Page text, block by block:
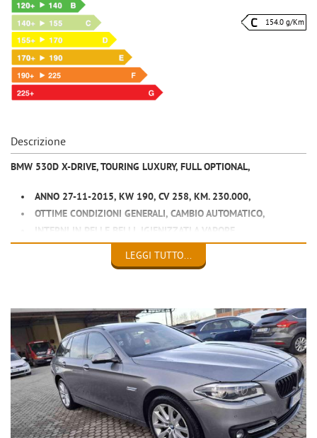
154.0 g/Km
Descrizione
BMW 530D X-DRIVE, TOURING LUXURY, FULL OPTIONAL,
ANNO 27-11-2015, KW 190, CV 258, KM. 230.000,
OTTIME CONDIZIONI GENERALI, CAMBIO AUTOMATICO,
INTERNI IN PELLE BELLI, IGIENIZZATI A VAPORE,
CONCESSIONARIA BMW, DOPPIO TETTO PANORAMICO,
GOMME NUOVE, DOPPIE CHIAVI,
EURO 13.800
ALBERTO 0039 3933352080
SITO WWW.CANZIANAUTO.IT
LEGGI TUTTO...